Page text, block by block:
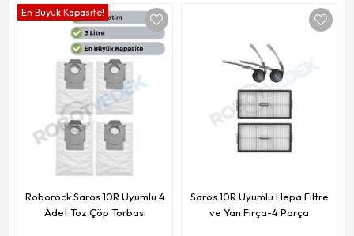
Roborock Saros 10R Uyumlu 4
Adet Toz Çöp Torbası
En Büyük Kapasite!
Saros 10R Uyumlu Hepa Filtre
ve Yan Fırça-4 Parça